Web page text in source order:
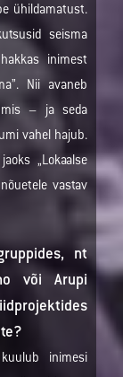
ühildamatust.
seisma
inimest
Nii avaneb
– ja seda
vahel hajub.
„Lokaalse
vastav
nt
või Arupi
inimesi